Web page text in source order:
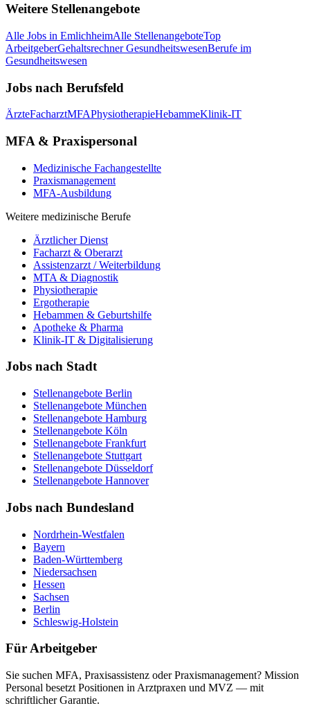
Weitere Stellenangebote
Alle Jobs in EmlichheimAlle StellenangeboteTop
ArbeitgeberGehaltsrechner GesundheitswesenBerufe im
Gesundheitswesen
Jobs nach Berufsfeld
ÄrzteFacharztMFAPhysiotherapieHebammeKlinik-IT
MFA & Praxispersonal
Medizinische Fachangestellte
Praxismanagement
MFA-Ausbildung
Weitere medizinische Berufe
Ärztlicher Dienst
Facharzt & Oberarzt
Assistenzarzt / Weiterbildung
MTA & Diagnostik
Physiotherapie
Ergotherapie
Hebammen & Geburtshilfe
Apotheke & Pharma
Klinik-IT & Digitalisierung
Jobs nach Stadt
Stellenangebote Berlin
Stellenangebote München
Stellenangebote Hamburg
Stellenangebote Köln
Stellenangebote Frankfurt
Stellenangebote Stuttgart
Stellenangebote Düsseldorf
Stellenangebote Hannover
Jobs nach Bundesland
Nordrhein-Westfalen
Bayern
Baden-Württemberg
Niedersachsen
Hessen
Sachsen
Berlin
Schleswig-Holstein
Für Arbeitgeber
Sie suchen MFA, Praxisassistenz oder Praxismanagement? Mission
Personal besetzt Positionen in Arztpraxen und MVZ — mit
schriftlicher Garantie.